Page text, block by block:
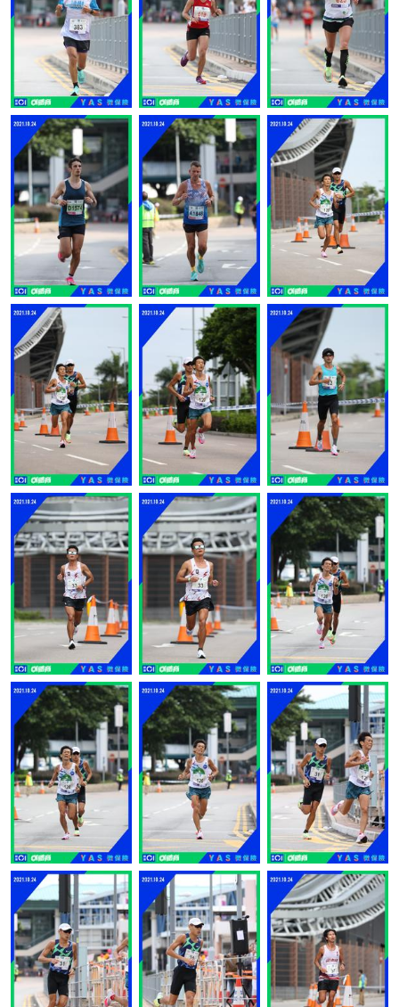
讚好 1 讚好
讚好 讚好 讚好
讚好 讚好 讚好
讚好 讚好 讚好
讚好 讚好 讚好